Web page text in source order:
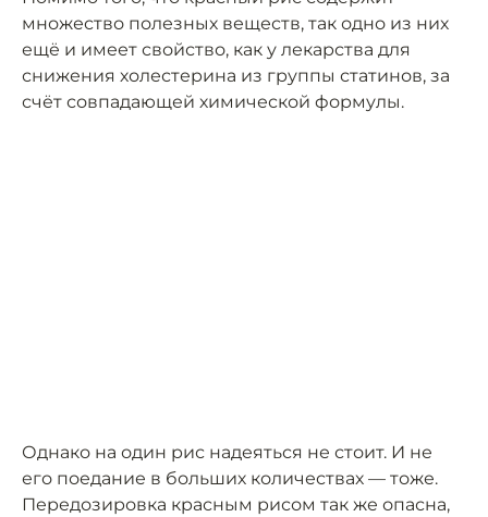
множество полезных веществ, так одно из них
ещё и имеет свойство, как у лекарства для
снижения холестерина из группы статинов, за
счёт совпадающей химической формулы.
Однако на один рис надеяться не стоит. И не
его поедание в больших количествах — тоже.
Передозировка красным рисом так же опасна,